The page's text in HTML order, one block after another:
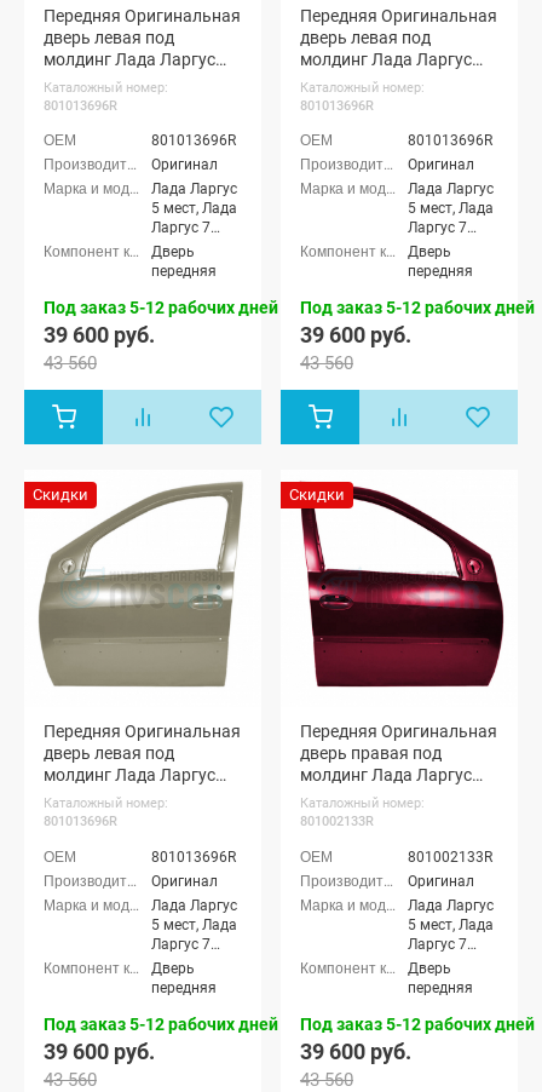
Передняя Оригинальная
дверь левая под
молдинг Лада Ларгус
(Серое плато 624)
Каталожный номер:
801013696R
801013696R
Оригинал
Лада Ларгус
5 мест, Лада
Ларгус 7
мест, Лада
Ларгус
мест, Лада
Кросс 7 мест
Дверь
передняя
Под заказ 5-12 рабочих дней
39 600 руб.
43 560
Передняя Оригинальная
дверь левая под
молдинг Лада Ларгус
(Черная жемчужина
676)
Каталожный номер:
801013696R
801013696R
Оригинал
Лада Ларгус
5 мест, Лада
Ларгус 7
мест, Лада
Ларгус
мест, Лада
Кросс 7 мест
Дверь
передняя
Под заказ 5-12 рабочих дней
39 600 руб.
43 560
Скидки
Передняя Оригинальная
дверь левая под
молдинг Лада Ларгус
(Серый базальт 242)
Каталожный номер:
801013696R
801013696R
Оригинал
Лада Ларгус
5 мест, Лада
Ларгус 7
мест, Лада
Ларгус
мест, Лада
Кросс 7 мест
Дверь
передняя
Под заказ 5-12 рабочих дней
39 600 руб.
43 560
Скидки
Передняя Оригинальная
дверь правая под
молдинг Лада Ларгус
(Венера 191)
Каталожный номер:
801002133R
801002133R
Оригинал
Лада Ларгус
5 мест, Лада
Ларгус 7
мест, Лада
Ларгус
мест, Лада
Кросс 7 мест
Дверь
передняя
Под заказ 5-12 рабочих дней
39 600 руб.
43 560